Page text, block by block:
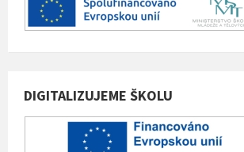
DIGITALIZUJEME ŠKOLU